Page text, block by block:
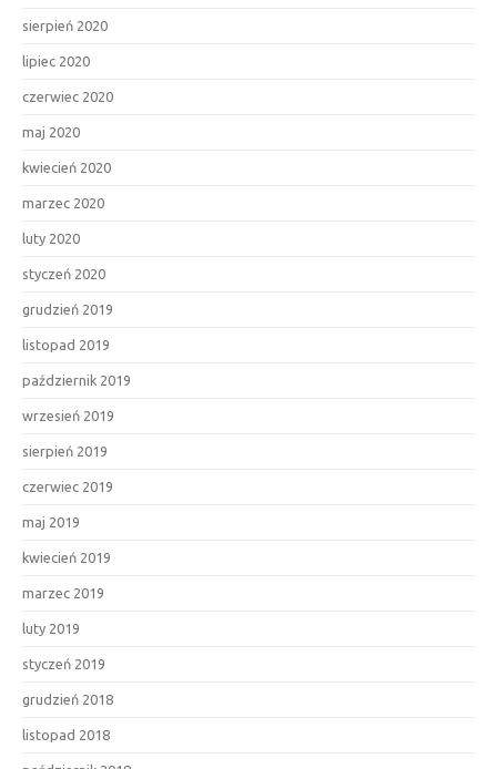
sierpień 2020
lipiec 2020
czerwiec 2020
maj 2020
kwiecień 2020
marzec 2020
luty 2020
styczeń 2020
grudzień 2019
listopad 2019
październik 2019
wrzesień 2019
sierpień 2019
czerwiec 2019
maj 2019
kwiecień 2019
marzec 2019
luty 2019
styczeń 2019
grudzień 2018
listopad 2018